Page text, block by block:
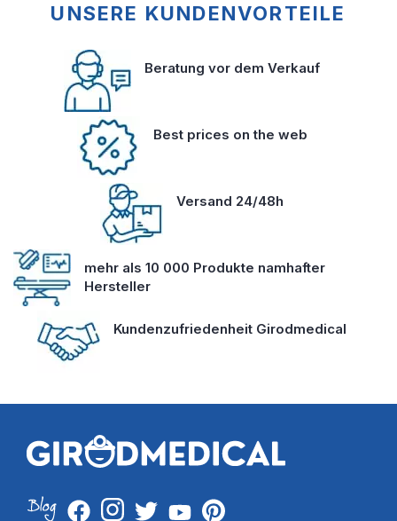
UNSERE KUNDENVORTEILE
Beratung vor dem Verkauf
Best prices on the web
Versand 24/48h
mehr als 10 000 Produkte namhafter
Hersteller
Kundenzufriedenheit Girodmedical